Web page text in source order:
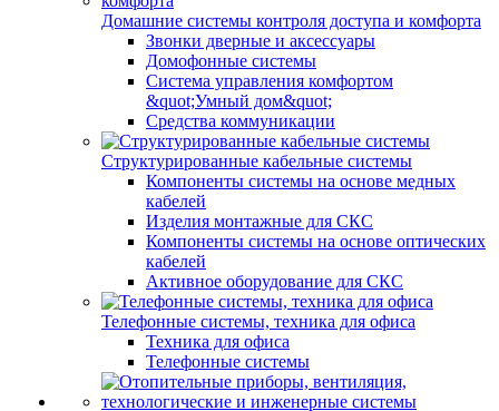
Домашние системы контроля доступа и комфорта
Звонки дверные и аксессуары
Домофонные системы
Система управления комфортом
&quot;Умный дом&quot;
Средства коммуникации
Структурированные кабельные системы
Компоненты системы на основе медных
кабелей
Изделия монтажные для СКС
Компоненты системы на основе оптических
кабелей
Активное оборудование для СКС
Телефонные системы, техника для офиса
Техника для офиса
Телефонные системы